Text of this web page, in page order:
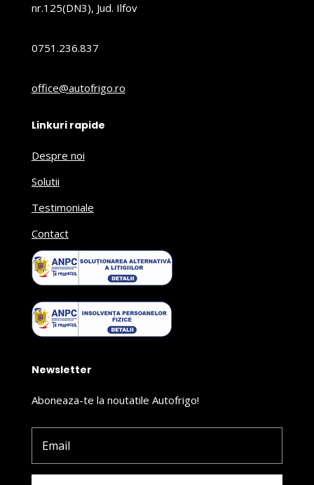
nr.125(DN3), Jud. Ilfov
0751.236.837
office@autofrigo.ro
Linkuri rapide
Despre noi
Solutii
Testimoniale
Contact
Newsletter
Aboneaza-te la noutatile Autofrigo!